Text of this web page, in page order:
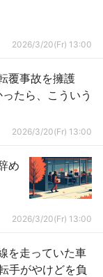
2026/3/20(Fr) 13:00
覆事故を擁護
たら、こういう
2026/3/20(Fr) 13:00
め
2026/3/20(Fr) 13:00
を走っていた車
手がやけどを負